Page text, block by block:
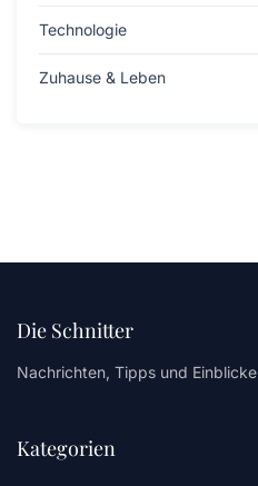
Technologie
Zuhause & Leben
Die Schnitter
Nachrichten, Tipps und Einblicke
Kategorien